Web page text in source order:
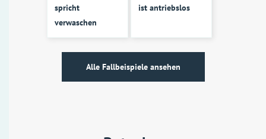
spricht
verwaschen
ist antriebslos
Alle Fallbeispiele ansehen